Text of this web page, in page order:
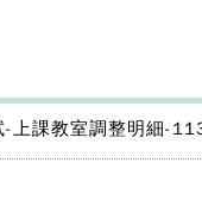
上課教室調整明細-